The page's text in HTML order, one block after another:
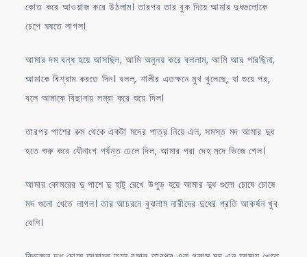
কোত করে আওয়াজ করে উঠলাম। তারপর তার বুক দিয়ে আমার দুধগুলোকে
চেপে ঘষতে লাগল।
আমার দম বন্ধ হয়ে আসছিল, আমি অনুনয় করে বললাম, আমি আর পারছিনা,
আমাকে বিশ্রাম করতে দিন। বলল, শালীর এতক্ষনে মুখ খুলেছে, যা শুয়ে পর,
বলে আমাকে বিছানায় লম্বা করে শুয়ে দিল।
তারপর পাশের রুম থেকে একটা মদের পাত্র নিয়ে এল, সমস্ত মদ আমার দুধ
হতে শুরু করে যৌনাংগ পর্যন্ত ঢেলে দিল, আমার পরা দেহ মদে ভিজে গেল।
আমার কোমরের দু পাশে দু হাটু রেখে উপুড় হয়ে আমার দুধ গুলো চোষে চোষে
মদ গুলো খেতে লাগল। তার আচরনে বুঝলাম নারীদের দুধের প্রতি আকর্ষন খুব
বেশি।